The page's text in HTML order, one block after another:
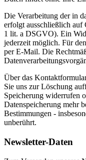
Die Verarbeitung der in
erfolgt ausschließlich
1 lit. a DSGVO). Ein
jederzeit möglich. Für
per E-Mail. Die
Über das
Sie uns zur Löschung
Speicherung widerrufen
Datenspeicherung mehr
Bestimmungen -
unberührt.
Newsletter-Daten